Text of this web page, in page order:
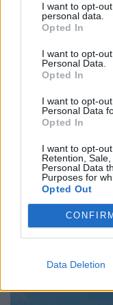
I want to opt-
personal data.
Opted In
I want to opt-
Personal Data.
Opted In
I want to opt-
Personal Data
Opted In
I want to opt-
Retention,
Personal Data
Purposes for
Opted Out
CONFIRM
Data Deletion
hogy a
szeptember 22-
volt lehetőség
idő alatt
Címlapkép: Getty
#otthon
#október
#alváshiány
NEKED AJÁNLJUK